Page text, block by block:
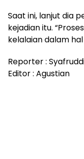
Saat ini, lanjut dia
kejadian itu.
kelalaian dalam
Reporter :
Editor : Agustian